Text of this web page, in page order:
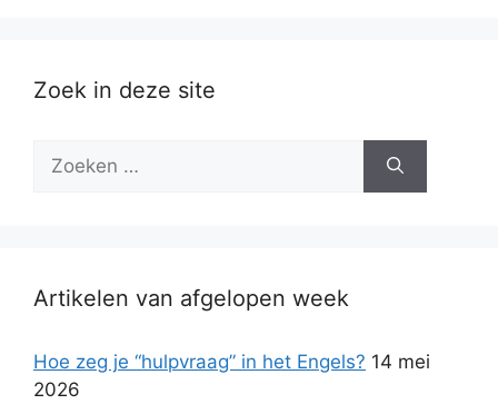
Zoek in deze site
Zoek
Artikelen van afgelopen week
Hoe zeg je “hulpvraag” in het Engels? 14 mei
2026